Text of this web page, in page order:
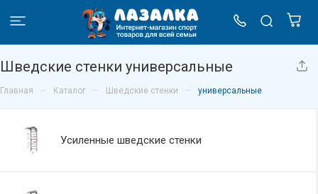
Шведские стенки универсальные
Главная – Каталог – Шведские стенки – универсальные
Усиленные шведские стенки